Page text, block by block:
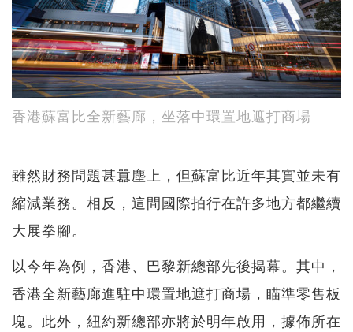
香港蘇富比全新藝廊，坐落中環置地遮打商場
雖然財務問題甚囂塵上，但蘇富比近年其實並未有
縮減業務。相反，這間國際拍行在許多地方都繼續
大展拳腳。
以今年為例，香港、巴黎新總部先後揭幕。其中，
香港全新藝廊進駐中環置地遮打商場，瞄準零售板
塊。此外，紐約新總部亦將於明年啟用，據佈所在